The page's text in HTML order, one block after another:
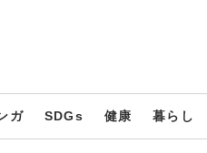
ガ SDGs 健康 暮らし